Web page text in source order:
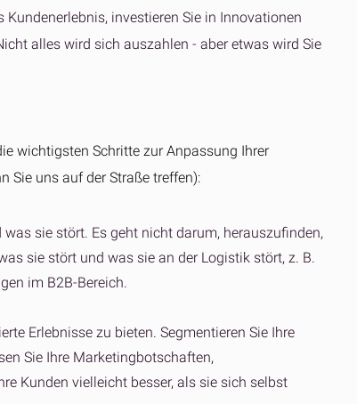
Kundenerlebnis, investieren Sie in Innovationen
alles wird sich auszahlen - aber etwas wird Sie
wichtigsten Schritte zur Anpassung Ihrer
Sie uns auf der Straße treffen):
sie stört. Es geht nicht darum, herauszufinden,
sie stört und was sie an der Logistik stört, z. B.
im B2B-Bereich.
Erlebnisse zu bieten. Segmentieren Sie Ihre
Sie Ihre Marketingbotschaften,
Kunden vielleicht besser, als sie sich selbst